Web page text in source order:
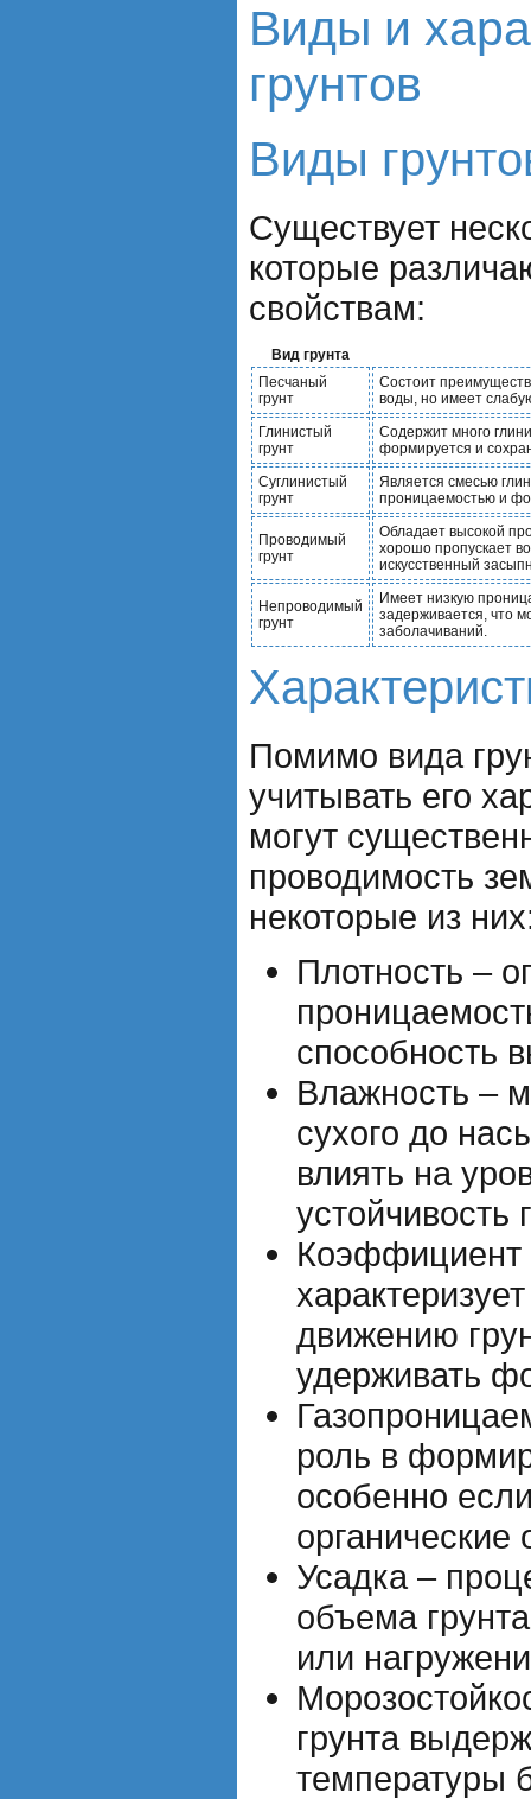
Виды и
грунтов
Виды
Существует
которые
свойствам:
Вид грунта
Песчаный
грунт
Состоит
воды, но имеет
Глинистый
грунт
Содержит много
формируется и
Суглинистый
грунт
Является смесью
проницаемостью и
Проводимый
грунт
Обладает высокой
хорошо пропускает
искусственный
Непроводимый
грунт
Имеет низкую
задерживается, что
заболачиваний.
Помимо вида
учитывать его
могут
проводимость
некоторые из
Плотность –
способность
Влажность –
сухого до
влиять на
устойчивость
Коэффициент
движению
удерживать
роль в
особенно
органические
Усадка –
объема
или
грунта
температуры